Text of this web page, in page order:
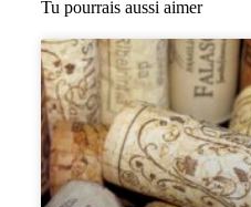
Tu pourrais aussi aimer